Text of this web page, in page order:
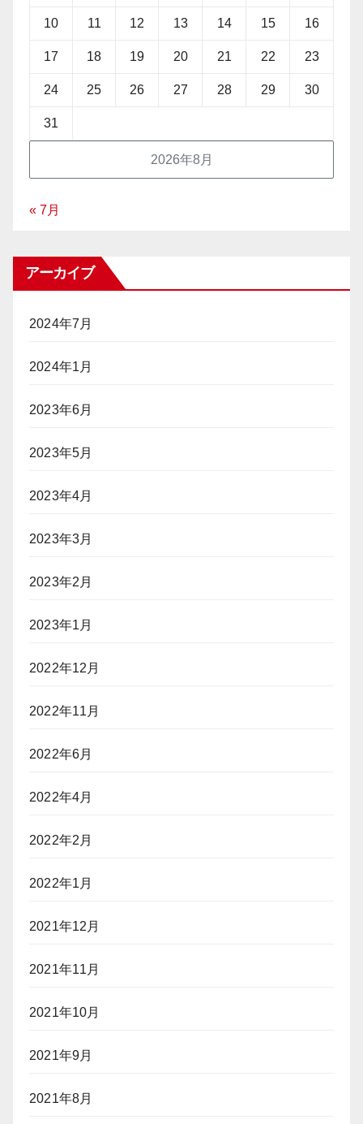
2026年8月
10 11 12 13 14 15 16
17 18 19 20 21 22 23
24 25 26 27 28 29 30
31
« 7月
アーカイブ
2024年7月
2024年1月
2023年6月
2023年5月
2023年4月
2023年3月
2023年2月
2023年1月
2022年12月
2022年11月
2022年6月
2022年4月
2022年2月
2022年1月
2021年12月
2021年11月
2021年10月
2021年9月
2021年8月